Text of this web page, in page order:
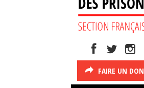
FAIRE UN DON